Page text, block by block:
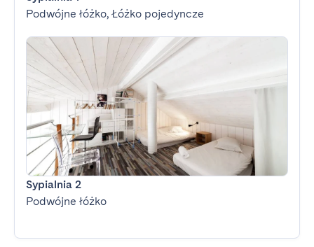
Podwójne łóżko, Łóżko pojedyncze
Sypialnia 2
Podwójne łóżko